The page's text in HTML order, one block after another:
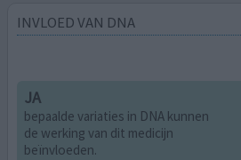
INVLOED VAN DNA
JA
bepaalde variaties in DNA kunnen
de werking van dit medicijn
beïnvloeden.